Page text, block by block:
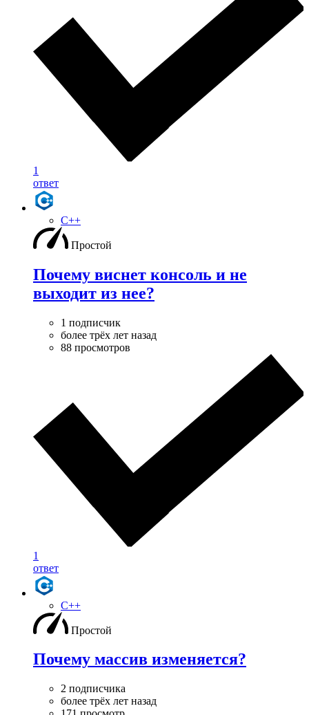
1
ответ
C++
Простой
Почему виснет консоль и не
выходит из нее?
1 подписчик
более трёх лет назад
88 просмотров
1
ответ
C++
Простой
Почему массив изменяется?
2 подписчика
более трёх лет назад